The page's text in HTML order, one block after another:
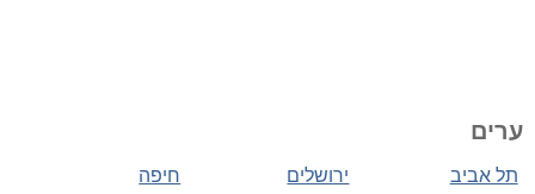
ערים
חיפה ירושלים תל אביב